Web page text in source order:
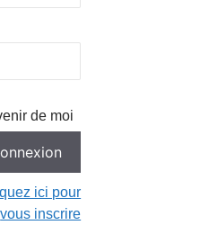
de moi
ici pour
vous inscrire